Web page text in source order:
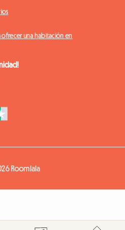
ofrecer una habitación en
Roomlala